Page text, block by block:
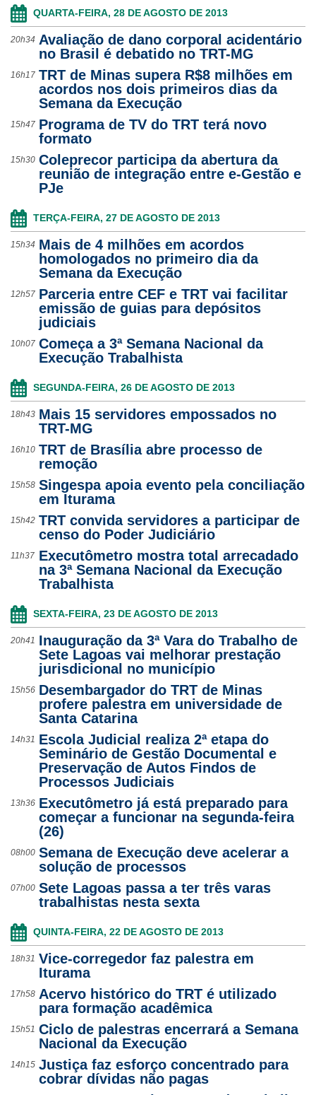
QUARTA-FEIRA, 28 DE AGOSTO DE 2013
20h34 Avaliação de dano corporal acidentário
no Brasil é debatido no TRT-MG
16h17 TRT de Minas supera R$8 milhões em
acordos nos dois primeiros dias da
Semana da Execução
15h47 Programa de TV do TRT terá novo
formato
15h30 Coleprecor participa da abertura da
reunião de integração entre e-Gestão e
PJe
TERÇA-FEIRA, 27 DE AGOSTO DE 2013
15h34 Mais de 4 milhões em acordos
homologados no primeiro dia da
Semana da Execução
12h57 Parceria entre CEF e TRT vai facilitar
emissão de guias para depósitos
judiciais
10h07 Começa a 3ª Semana Nacional da
Execução Trabalhista
SEGUNDA-FEIRA, 26 DE AGOSTO DE 2013
18h43 Mais 15 servidores empossados no
TRT-MG
16h10 TRT de Brasília abre processo de
remoção
15h58 Singespa apoia evento pela conciliação
em Iturama
15h42 TRT convida servidores a participar de
censo do Poder Judiciário
11h37 Executômetro mostra total arrecadado
na 3ª Semana Nacional da Execução
Trabalhista
SEXTA-FEIRA, 23 DE AGOSTO DE 2013
20h41 Inauguração da 3ª Vara do Trabalho de
Sete Lagoas vai melhorar prestação
jurisdicional no município
15h56 Desembargador do TRT de Minas
profere palestra em universidade de
Santa Catarina
14h31 Escola Judicial realiza 2ª etapa do
Seminário de Gestão Documental e
Preservação de Autos Findos de
Processos Judiciais
13h36 Executômetro já está preparado para
começar a funcionar na segunda-feira
(26)
08h00 Semana de Execução deve acelerar a
solução de processos
07h00 Sete Lagoas passa a ter três varas
trabalhistas nesta sexta
QUINTA-FEIRA, 22 DE AGOSTO DE 2013
18h31 Vice-corregedor faz palestra em
Iturama
17h58 Acervo histórico do TRT é utilizado
para formação acadêmica
15h51 Ciclo de palestras encerrará a Semana
Nacional da Execução
14h15 Justiça faz esforço concentrado para
cobrar dívidas não pagas